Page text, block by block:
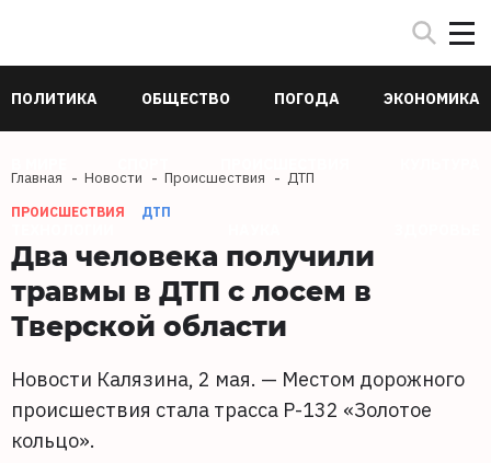
ПОЛИТИКА ОБЩЕСТВО ПОГОДА ЭКОНОМИКА
Главная Новости Происшествия ДТП
ПРОИСШЕСТВИЯ ДТП
Два человека получили
травмы в ДТП с лосем в
Тверской области
Новости Калязина, 2 мая. — Местом дорожного
происшествия стала трасса Р-132 «Золотое
кольцо».